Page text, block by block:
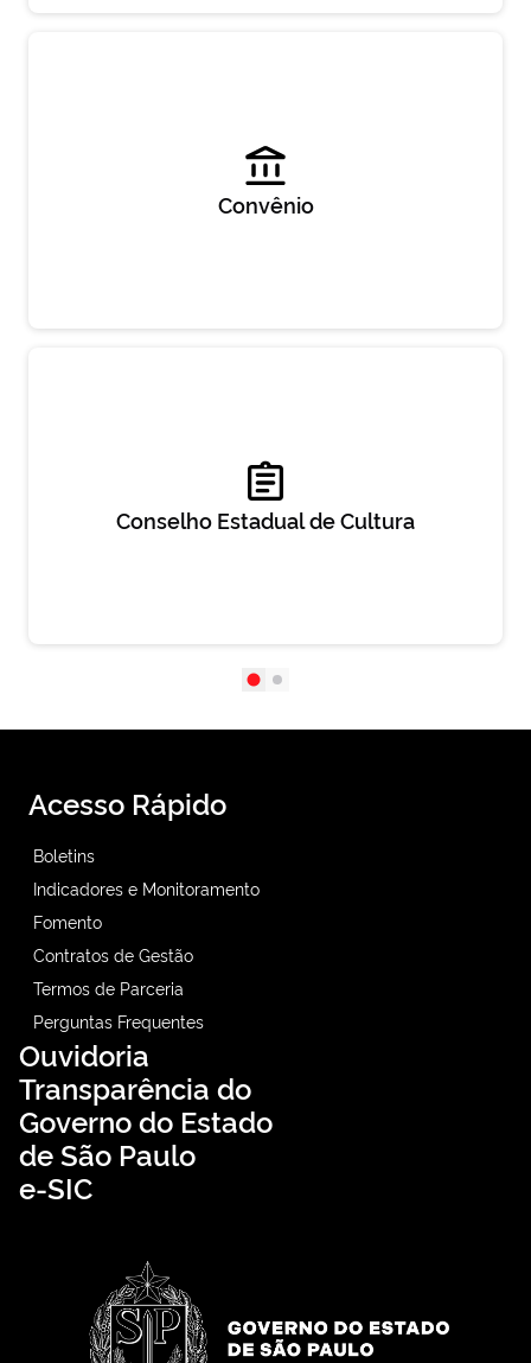
Convênio
Conselho Estadual de Cultura
Acesso Rápido
Boletins
Indicadores e Monitoramento
Fomento
Contratos de Gestão
Termos de Parceria
Perguntas Frequentes
Ouvidoria
Transparência do
Governo do Estado
de São Paulo
e-SIC